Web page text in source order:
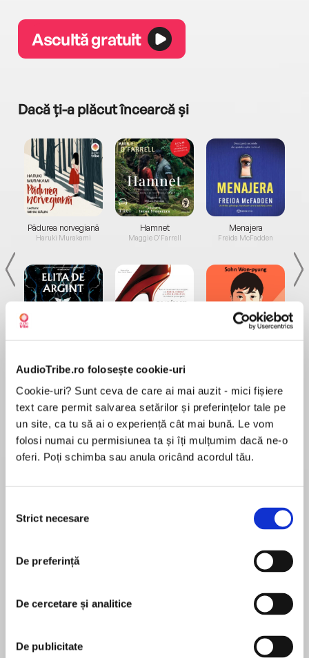
AudioTribe.ro folosește cookie-uri
Cookie-uri? Sunt ceva de care ai mai auzit - mici fișiere
text care permit salvarea setărilor și preferințelor tale pe
un site, ca tu să ai o experiență cât mai bună. Le vom
folosi numai cu permisiunea ta și îți mulțumim dacă ne-o
oferi. Poți schimba sau anula oricând acordul tău.
consimțământului
Strict necesare
De preferință
De cercetare și analitice
De publicitate
Ascultă gratuit
Dacă ți-a plăcut încearcă și
Pădurea norvegiană
Haruki Murakami
de...
Dani Francis
Hamnet
Maggie O'Farrell
la...
Lauren Weisberger
Menajera
Freida McFadden
Desprecarte
New York Timesbestselling author Tessa Bailey
relationship needs a serious renovation...
Rosie and Dominic Vega are the perfect couple:
high school sweethearts, best friends, madly in
lucky to get a caveman grunt from the ex-
soldier every time she walks in the door. Dom is
faithful and a great provider, but the man she
fell in love with ten years ago is nowhere to be
În acest moment nu există recenzii
Tessa Bailey